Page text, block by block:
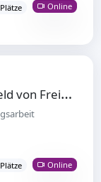
Online
K
I und Polizeiarbeit: Im Spannungsfeld von Freiheit und Sicherheit
Online